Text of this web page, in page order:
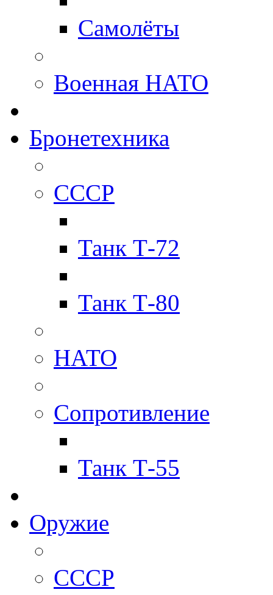
Самолёты
Военная НАТО
Бронетехника
СССР
Танк Т-72
Танк Т-80
НАТО
Сопротивление
Танк Т-55
Оружие
СССР